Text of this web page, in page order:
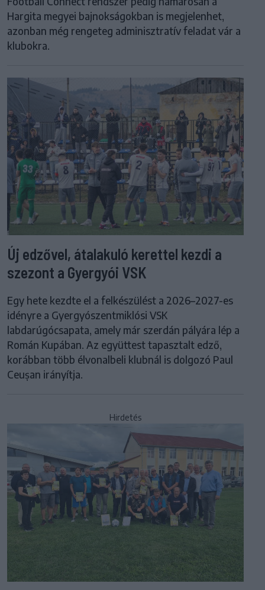
Hargita megyei bajnokságokban is megjelenhet,
azonban még rengeteg adminisztratív feladat vár a
klubokra.
Új edzővel, átalakuló kerettel kezdi a
szezont a Gyergyói VSK
Egy hete kezdte el a felkészülést a 2026–2027-es
idényre a Gyergyószentmiklósi VSK
labdarúgócsapata, amely már szerdán pályára lép a
Román Kupában. Az együttest tapasztalt edző,
korábban több élvonalbeli klubnál is dolgozó Paul
Ceușan irányítja.
Hirdetés